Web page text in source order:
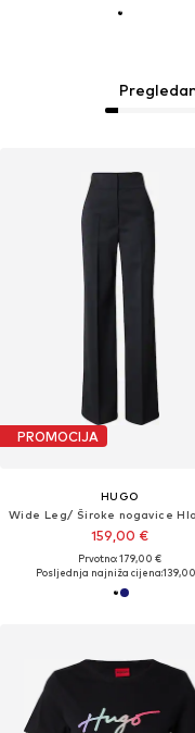
PROMOCIJA
HUGO
159,00 €
Prvotno: 179,00 €
Posljednja najniža cijena: